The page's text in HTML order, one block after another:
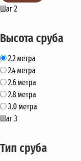
Шаг 2
Высота сруба
2.2 метра
2.4 метра
2.6 метра
2.8 метра
3.0 метра
Шаг 3
Тип сруба